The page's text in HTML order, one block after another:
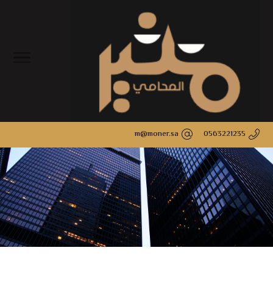
0563221235
m@moner.sa